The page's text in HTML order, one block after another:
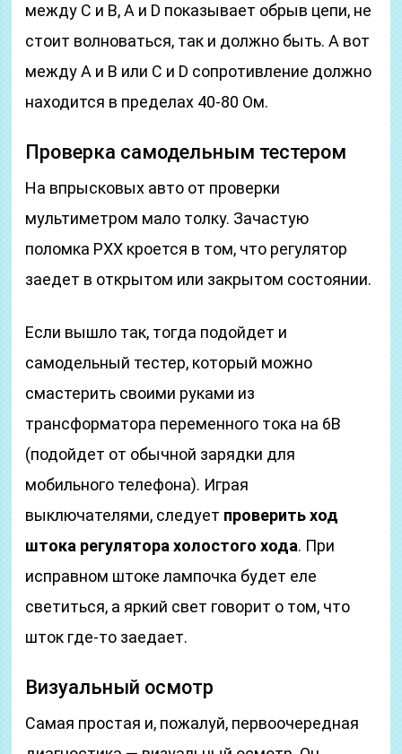
между С и В, А и D показывает обрыв цепи, не
стоит волноваться, так и должно быть. А вот
между А и В или С и D сопротивление должно
находится в пределах 40-80 Ом.
Проверка самодельным тестером
На впрысковых авто от проверки
мультиметром мало толку. Зачастую
поломка РХХ кроется в том, что регулятор
заедет в открытом или закрытом состоянии.
Если вышло так, тогда подойдет и
самодельный тестер, который можно
смастерить своими руками из
трансформатора переменного тока на 6В
(подойдет от обычной зарядки для
мобильного телефона). Играя
выключателями, следует проверить ход
штока регулятора холостого хода. При
исправном штоке лампочка будет еле
светиться, а яркий свет говорит о том, что
шток где-то заедает.
Визуальный осмотр
Самая простая и, пожалуй, первоочередная